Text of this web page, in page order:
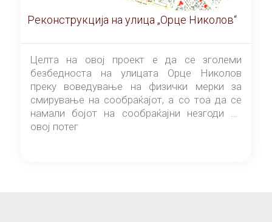
Реконструкција на улица „Орце Николов“
Целта на овој проект е да се зголеми
безбедноста на улицата Орце Николов
преку воведување на физички мерки за
смирување на сообраќајот, а со тоа да се
намали бојот на сообраќајни незгоди на
овој потег